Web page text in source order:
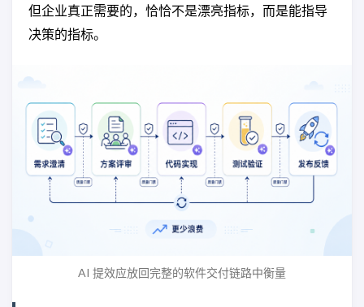
但企业真正需要的，恰恰不是漂亮指标，而是能指导
决策的指标。
AI 提效应放回完整的软件交付链路中衡量